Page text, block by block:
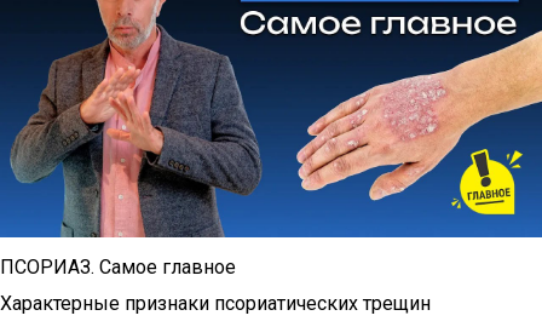
ПСОРИАЗ. Самое главное
Характерные признаки псориатических трещин